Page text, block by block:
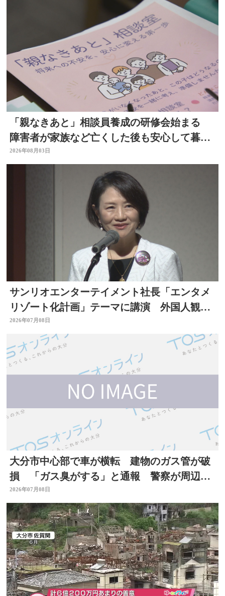
「親なきあと」相談員養成の研修会始まる
障害者が家族など亡くした後も安心して暮ら
せるように 大分
2026年08月03日
サンリオエンターテイメント社長「エンタメ
リゾート化計画」テーマに講演 外国人観光
客の呼び込みも 大分
2026年07月08日
大分市中心部で車が横転 建物のガス管が破
損 「ガス臭がする」と通報 警察が周辺で
一時交通規制
2026年07月08日